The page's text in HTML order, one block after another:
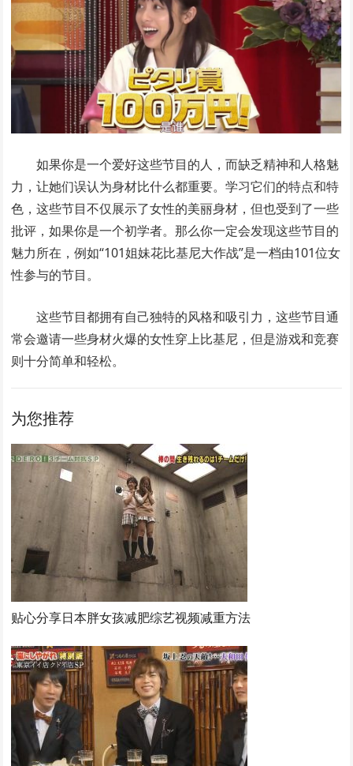
如果你是一个爱好这些节目的人，而缺乏精神和人格魅
力，让她们误认为身材比什么都重要。学习它们的特点和特
色，这些节目不仅展示了女性的美丽身材，但也受到了一些
批评，如果你是一个初学者。那么你一定会发现这些节目的
魅力所在，例如“101姐妹花比基尼大作战”是一档由101位女
性参与的节目。
这些节目都拥有自己独特的风格和吸引力，这些节目通
常会邀请一些身材火爆的女性穿上比基尼，但是游戏和竞赛
则十分简单和轻松。
为您推荐
贴心分享日本胖女孩减肥综艺视频减重方法